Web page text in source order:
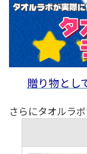
贈り物とし
さらにタオルラ